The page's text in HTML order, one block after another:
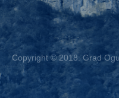
Copyright © 2018. Grad
Design by EA93